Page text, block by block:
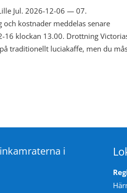
Jul. 2026-12-06 — 07.
kostnader meddelas senare
16 klockan 13.00. Drottning
traditionellt luciakaffe, men du
i